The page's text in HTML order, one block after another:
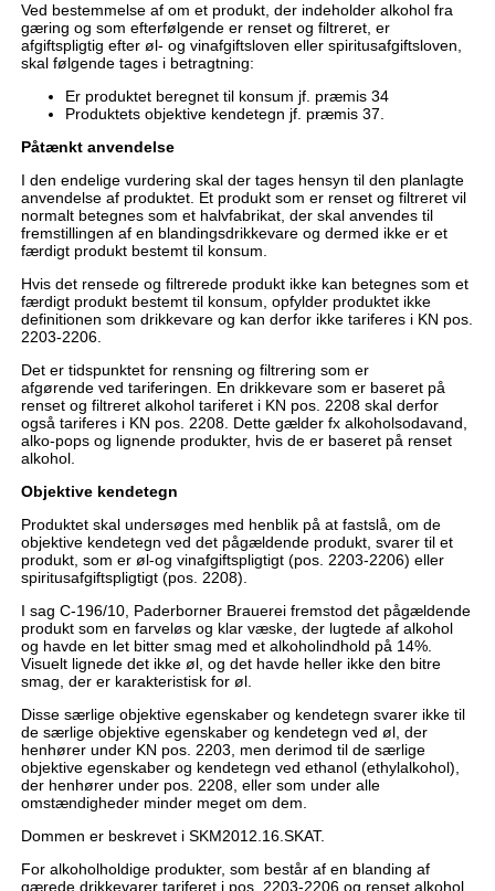
Ved bestemmelse af om et produkt, der indeholder alkohol fra
gæring og som efterfølgende er renset og filtreret, er
afgiftspligtig efter øl- og vinafgiftsloven eller spiritusafgiftsloven,
skal følgende tages i betragtning:
Er produktet beregnet til konsum jf. præmis 34
Produktets objektive kendetegn jf. præmis 37.
Påtænkt anvendelse
I den endelige vurdering skal der tages hensyn til den planlagte
anvendelse af produktet. Et produkt som er renset og filtreret vil
normalt betegnes som et halvfabrikat, der skal anvendes til
fremstillingen af en blandingsdrikkevare og dermed ikke er et
færdigt produkt bestemt til konsum.
Hvis det rensede og filtrerede produkt ikke kan betegnes som et
færdigt produkt bestemt til konsum, opfylder produktet ikke
definitionen som drikkevare og kan derfor ikke tariferes i KN pos.
2203-2206.
Det er tidspunktet for rensning og filtrering som er
afgørende ved tariferingen. En drikkevare som er baseret på
renset og filtreret alkohol tariferet i KN pos. 2208 skal derfor
også tariferes i KN pos. 2208. Dette gælder fx alkoholsodavand,
alko-pops og lignende produkter, hvis de er baseret på renset
alkohol.
Objektive kendetegn
Produktet skal undersøges med henblik på at fastslå, om de
objektive kendetegn ved det pågældende produkt, svarer til et
produkt, som er øl-og vinafgiftspligtigt (pos. 2203-2206) eller
spiritusafgiftspligtigt (pos. 2208).
I sag C-196/10, Paderborner Brauerei fremstod det pågældende
produkt som en farveløs og klar væske, der lugtede af alkohol
og havde en let bitter smag med et alkoholindhold på 14%.
Visuelt lignede det ikke øl, og det havde heller ikke den bitre
smag, der er karakteristisk for øl.
Disse særlige objektive egenskaber og kendetegn svarer ikke til
de særlige objektive egenskaber og kendetegn ved øl, der
henhører under KN pos. 2203, men derimod til de særlige
objektive egenskaber og kendetegn ved ethanol (ethylalkohol),
der henhører under pos. 2208, eller som under alle
omstændigheder minder meget om dem.
Dommen er beskrevet i SKM2012.16.SKAT.
For alkoholholdige produkter, som består af en blanding af
gærede drikkevarer tariferet i pos. 2203-2206 og renset alkohol